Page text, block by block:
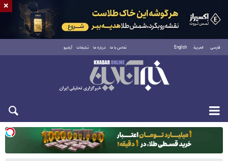
فارسی العربية English تماس با ما درباره ما تبلیغات آرشیو
یکشنبه ۱۸ مرداد ۱۴۰۵
×